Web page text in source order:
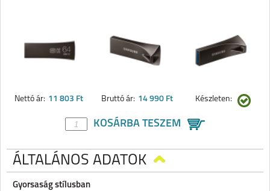
Nettó ár: 11 803 Ft Bruttó ár: 14 990 Ft Készleten:
KOSÁRBA TESZEM
ÁLTALÁNOS ADATOK
Gyorsaság stílusban